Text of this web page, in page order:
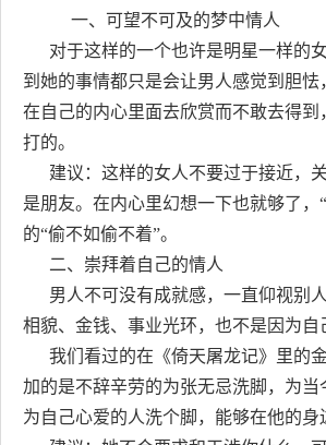
一、可望不可及的梦中情人
对于这样的一个也许是明星一样的
到她的事情都只是会让男人感觉到胆
在自己的内心里面去欣赏而不敢去得
打的。
建议：这样的女人不要过于接近，关
是朋友。在内心里幻想一下也就够了
的“偷不如偷不着”。
二、崇拜着自己的情人
男人不可没有成就感，一直仰视别
相貌、金钱、事业光环，也不是因为
我们看过的在《倚天屠龙记》里的
加的是不辞辛劳的为张无忌洗脚，为
为自己心爱的人洗个脚，能够在他的身